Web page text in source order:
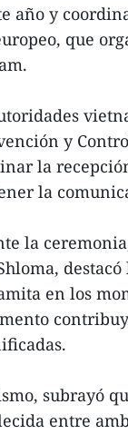
año y
que
y
la
la
la
en los
subrayó
entre